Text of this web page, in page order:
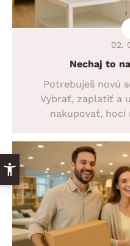
02.
Nechaj to
Potrebuješ novú
Vybrať, zaplatiť a
nakupovať, hoci
prvotriedne služby